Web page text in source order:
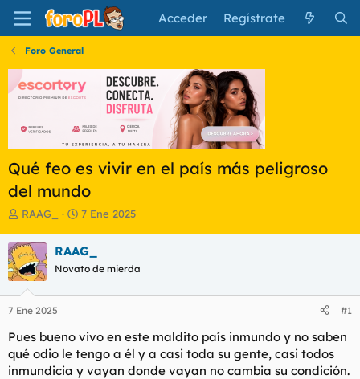
Acceder Regístrate
Foro General
Qué feo es vivir en el país más peligroso
del mundo
I
i
c
i
a
d
o
d
e
l
RAAG_
F
h
a
e
i
c
i
7 Ene 2025
RAAG_
Novato de mierda
7 Ene 2025 #1
Pues bueno vivo en este maldito país inmundo y no saben
qué odio le tengo a él y a casi toda su gente, casi todos
inmundicia y vayan donde vayan no cambia su condición.